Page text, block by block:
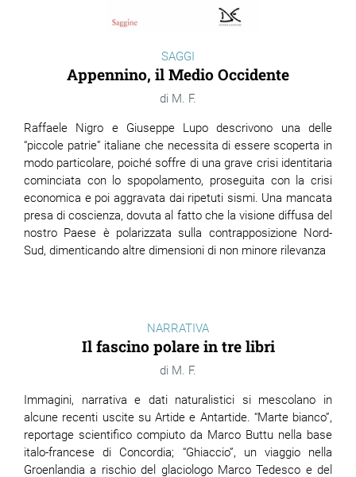
SAGGI
Appennino, il Medio Occidente
M. F.
Raffaele Nigro e Giuseppe Lupo descrivono una delle
“piccole patrie” italiane che necessita di essere scoperta in
modo particolare, poiché soffre di una grave crisi identitaria
cominciata con lo spopolamento, proseguita con la crisi
economica e poi aggravata dai ripetuti sismi. Una mancata
presa di coscienza, dovuta al fatto che la visione diffusa del
nostro Paese è polarizzata sulla contrapposizione Nord-
Sud, dimenticando altre dimensioni di non minore rilevanza
NARRATIVA
Il fascino polare in tre libri
M. F.
Immagini, narrativa e dati naturalistici si mescolano in
alcune recenti uscite su Artide e Antartide. “Marte bianco”,
reportage scientifico compiuto da Marco Buttu nella base
italo-francese di Concordia; “Ghiaccio”, un viaggio nella
Groenlandia a rischio del glaciologo Marco Tedesco e del